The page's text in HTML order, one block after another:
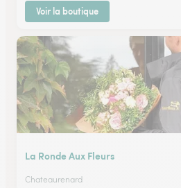
Voir la boutique
La Ronde Aux Fleurs
Chateaurenard